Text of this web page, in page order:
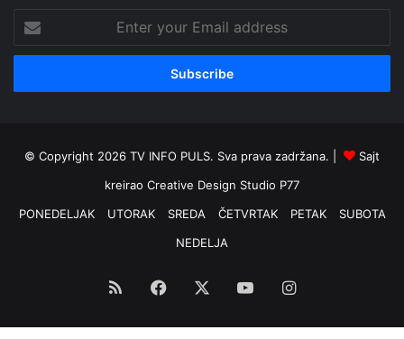
your
Email
© Copyright 2026 TV INFO PULS. Sva prava zadržana. |
Sajt
kreirao Creative Design Studio P77
PONEDELJAK
UTORAK SREDA ČETVRTAK PETAK
SUBOTA
NEDELJA
RSS Facebook YouTubeInstagram